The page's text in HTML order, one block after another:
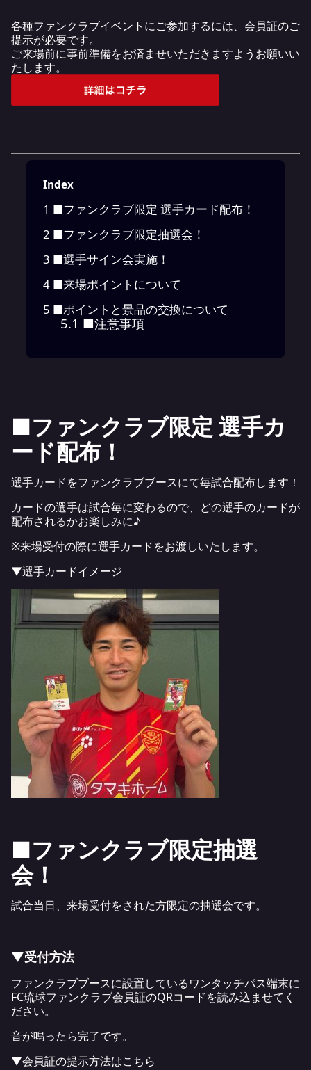
各種ファンクラブイベントにご参加するには、会員証のご
提示が必要です。
ご来場前に事前準備をお済ませいただきますようお願いい
たします。
Index
1 ■ファンクラブ限定 選手カード配布！
2 ■ファンクラブ限定抽選会！
3 ■選手サイン会実施！
4 ■来場ポイントについて
5 ■ポイントと景品の交換について
5.1 ■注意事項
■ファンクラブ限定 選手カ
ード配布！
選手カードをファンクラブブースにて毎試合配布します！
カードの選手は試合毎に変わるので、どの選手のカードが
配布されるかお楽しみに♪
※来場受付の際に選手カードをお渡しいたします。
▼選手カードイメージ
■ファンクラブ限定抽選
会！
試合当日、来場受付をされた方限定の抽選会です。
▼受付方法
ファンクラブブースに設置しているワンタッチパス端末に
FC琉球ファンクラブ会員証のQRコードを読み込ませてく
ださい。
音が鳴ったら完了です。
▼会員証の提示方法はこちら